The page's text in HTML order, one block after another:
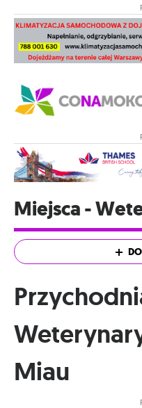
Miejsca -
Miau